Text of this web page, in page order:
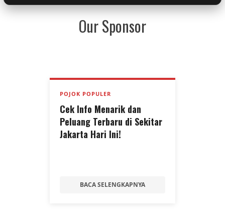
Our Sponsor
POJOK POPULER
Cek Info Menarik dan
Peluang Terbaru di Sekitar
Jakarta Hari Ini!
BACA SELENGKAPNYA